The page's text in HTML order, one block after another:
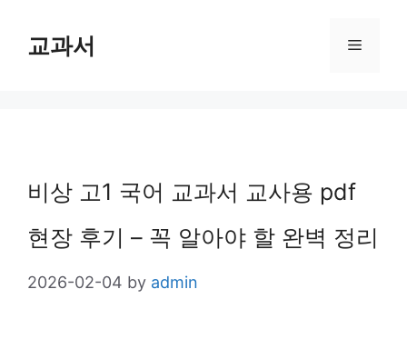
교과서 Menu
비상 고1 국어 교과서 교사용 pdf
현장 후기 – 꼭 알아야 할 완벽 정리
2026-02-04 by admin